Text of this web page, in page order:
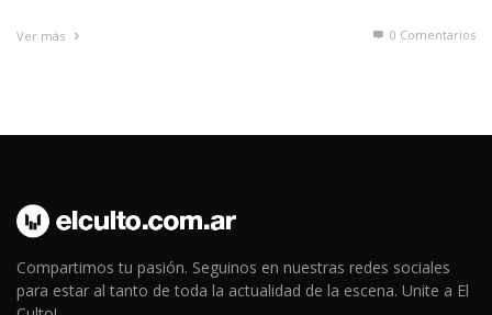
Ver más 0 Comentarios
Compartimos tu pasión. Seguinos en nuestras redes sociales
para estar al tanto de toda la actualidad de la escena. Unite a El